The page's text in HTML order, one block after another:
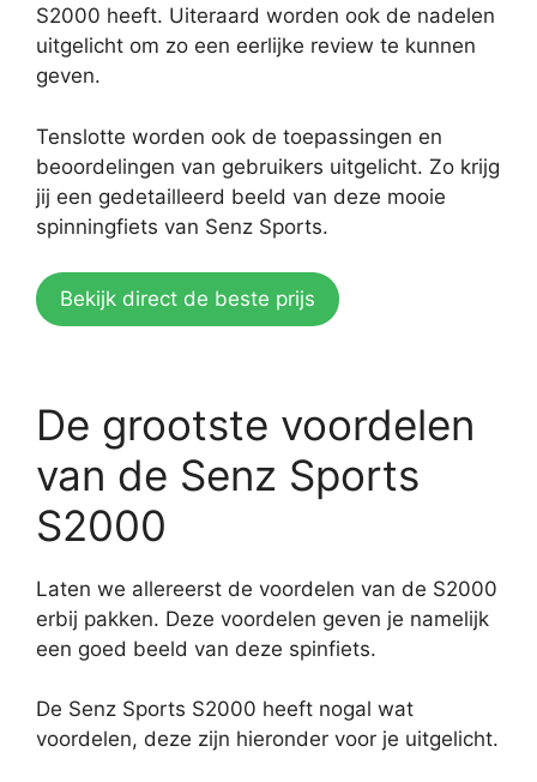
S2000 heeft. Uiteraard worden ook de nadelen
uitgelicht om zo een eerlijke review te kunnen
geven.
Tenslotte worden ook de toepassingen en
beoordelingen van gebruikers uitgelicht. Zo krijg
jij een gedetailleerd beeld van deze mooie
spinningfiets van Senz Sports.
Bekijk direct de beste prijs
De grootste voordelen
van de Senz Sports
S2000
Laten we allereerst de voordelen van de S2000
erbij pakken. Deze voordelen geven je namelijk
een goed beeld van deze spinfiets.
De Senz Sports S2000 heeft nogal wat
voordelen, deze zijn hieronder voor je uitgelicht.